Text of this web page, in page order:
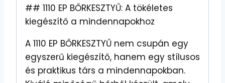
## 1110 EP BŐRKESZTYŰ: A tökéletes
kiegészítő a mindennapokhoz
A 1110 EP BŐRKESZTYŰ nem csupán egy
egyszerű kiegészítő, hanem egy stílusos
és praktikus társ a mindennapokban.